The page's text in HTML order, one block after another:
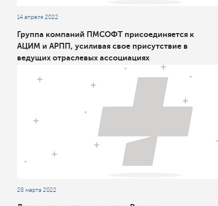
14 апреля 2022
Группа компаний ПМСОФТ присоединяется к
АЦИМ и АРПП, усиливая свое присутствие в
ведущих отраслевых ассоциациях
28 марта 2022